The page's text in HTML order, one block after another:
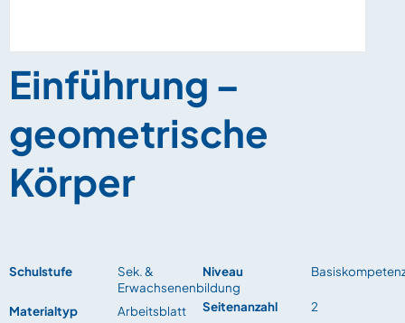
Einführung –
geometrische
Körper
Schulstufe
Sek. &
Erwachsenenbildung
Materialtyp
Arbeitsblatt
Niveau
Seitenanzahl 2